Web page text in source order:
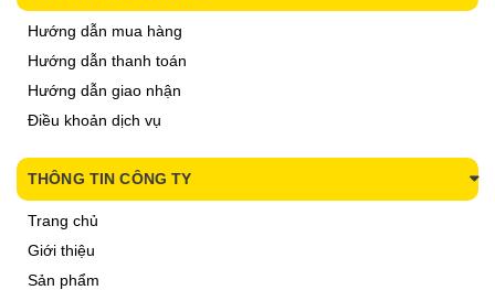
Hướng dẫn mua hàng
Hướng dẫn thanh toán
Hướng dẫn giao nhận
Điều khoản dịch vụ
THÔNG TIN CÔNG TY
Trang chủ
Giới thiệu
Sản phẩm